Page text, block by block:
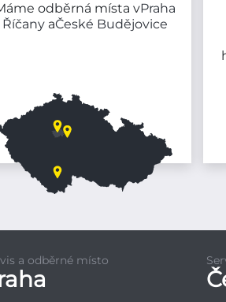
odběrná místa vPraha
ŘíčanyaČeské Budějovice
a odběrné místo